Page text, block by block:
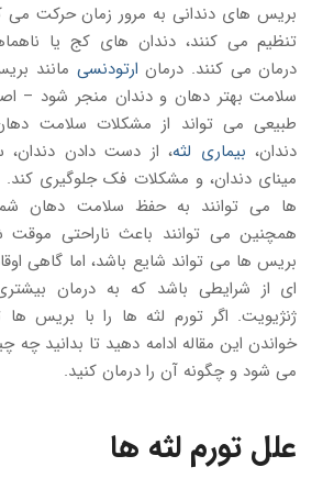
بریس های دندانی به مرور زمان حرکت می
تنظیم می کنند، دندان های کج یا
درمان می کنند. درمان ارتودنسی مانند
سلامت بهتر دهان و دندان منجر شود –
طبیعی می تواند از مشکلات سلامت
دندان، بیماری لثه، از دست دادن
مینای دندان، و مشکلات فک جلوگیری
ها می توانند به حفظ سلامت دهان
همچنین می توانند باعث ناراحتی موقت
بریس ها می تواند شایع باشد، اما گاهی
ای از شرایطی باشد که به درمان بیشتری
ژنژیویت. اگر تورم لثه ها را با بریس ها
خواندن این مقاله ادامه دهید تا بدانید چه
می شود و چگونه آن را درمان کنید.
علل تورم لثه ها